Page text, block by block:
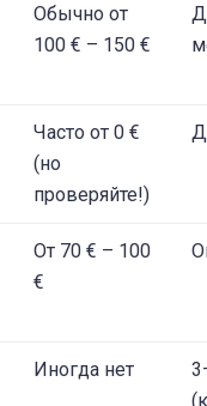
Обычно от
100 € – 150 €
Часто от 0 €
(но
проверяйте!)
От 70 € – 100
€
Иногда нет